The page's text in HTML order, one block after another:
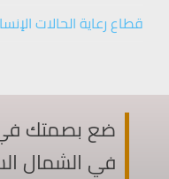
قطاع رعاية الحالات
ضع بصمتك في
في الشمال